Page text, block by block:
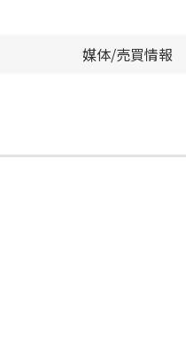
媒体/売買情報